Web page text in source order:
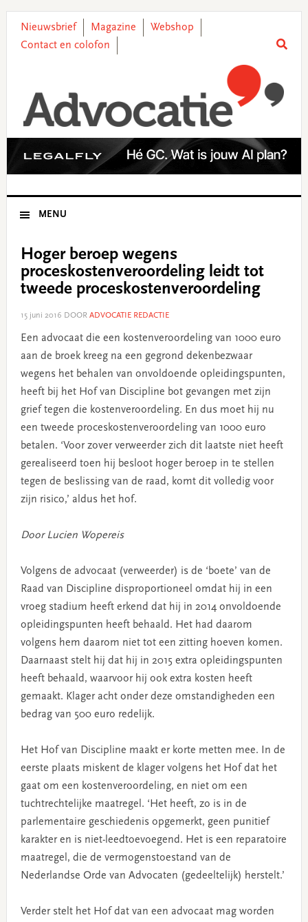
primary
main
primary
footer
Nieuwsbrief Magazine
Webshop
Contact en colofon
MENU
Hoger beroep wegens
proceskostenveroordeling leidt tot
tweede proceskostenveroordeling
15 juni 2016 DOOR ADVOCATIE REDACTIE
Een advocaat die een kostenveroordeling van 1000 euro
aan de broek kreeg na een gegrond dekenbezwaar
wegens het behalen van onvoldoende opleidingspunten,
heeft bij het Hof van Discipline bot gevangen met zijn
grief tegen die kostenveroordeling. En dus moet hij nu
een tweede proceskostenveroordeling van 1000 euro
betalen. ‘Voor zover verweerder zich dit laatste niet heeft
gerealiseerd toen hij besloot hoger beroep in te stellen
tegen de beslissing van de raad, komt dit volledig voor
zijn risico,’ aldus het hof.
Door Lucien Wopereis
Volgens de advocaat (verweerder) is de ‘boete’ van de
Raad van Discipline disproportioneel omdat hij in een
vroeg stadium heeft erkend dat hij in 2014 onvoldoende
opleidingspunten heeft behaald. Het had daarom
volgens hem daarom niet tot een zitting hoeven komen.
Daarnaast stelt hij dat hij in 2015 extra opleidingspunten
heeft behaald, waarvoor hij ook extra kosten heeft
gemaakt. Klager acht onder deze omstandigheden een
bedrag van 500 euro redelijk.
Het Hof van Discipline maakt er korte metten mee. In de
eerste plaats miskent de klager volgens het Hof dat het
gaat om een kostenveroordeling, en niet om een
tuchtrechtelijke maatregel. ‘Het heeft, zo is in de
parlementaire geschiedenis opgemerkt, geen punitief
karakter en is niet-leedtoevoegend. Het is een reparatoire
maatregel, die de vermogenstoestand van de
Nederlandse Orde van Advocaten (gedeeltelijk) herstelt.’
Verder stelt het Hof dat van een advocaat mag worden